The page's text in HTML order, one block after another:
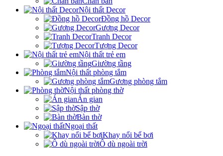
Nội thất Decor
Đồng hồ Decor
Gương Decor
Tranh Decor
Tượng Decor
Nội thất trẻ em
Giường tầng
Nội thất phòng tắm
Gương phòng tắm
Nội thất phòng thờ
Án gian
Sập thờ
Bàn thờ
Ngoại thất
Khay nổi bể bơi
Ô dù ngoài trời